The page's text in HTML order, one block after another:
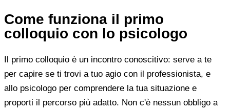
Come funziona il primo
colloquio con lo psicologo
Il primo colloquio è un incontro conoscitivo: serve a te
per capire se ti trovi a tuo agio con il professionista, e
allo psicologo per comprendere la tua situazione e
proporti il percorso più adatto. Non c'è nessun obbligo a